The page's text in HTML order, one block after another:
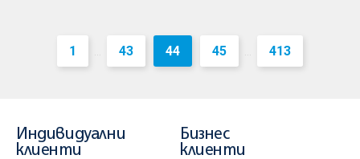
1 ... 43 44 45 ... 413
Индивидуални
клиенти
Бизнес
клиенти